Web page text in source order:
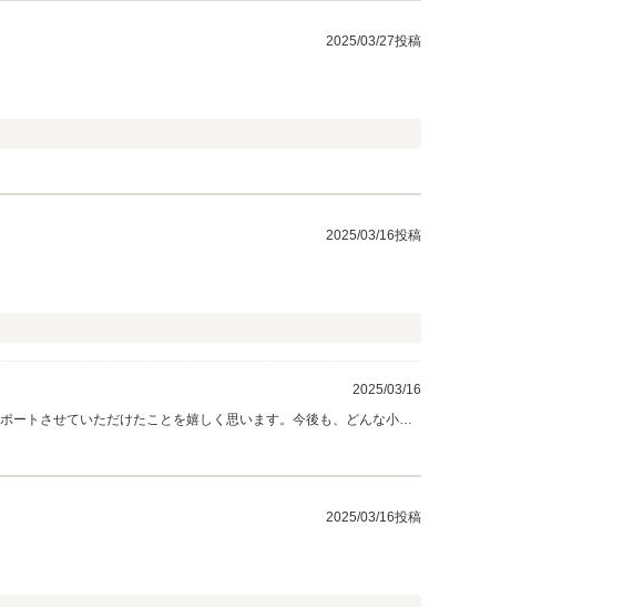
2025/03/27投稿
2025/03/16投稿
2025/03/16
トさせていただけたことを嬉しく思います。今後も、どんな小さ
2025/03/16投稿